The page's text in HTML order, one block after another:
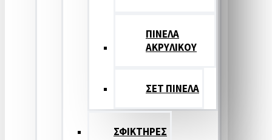
ΠΙΝΕΛΑ
ΑΚΡΥΛΙΚΟΥ
ΣΕΤ ΠΙΝΕΛA
ΣΦΙΚΤΗΡΕΣ